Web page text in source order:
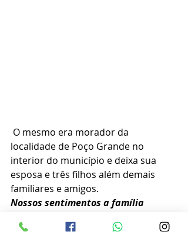
localidade de Poço Grande no
interior do município e deixa sua
esposa e três filhos além demais
familiares e amigos.
Nossos sentimentos a família